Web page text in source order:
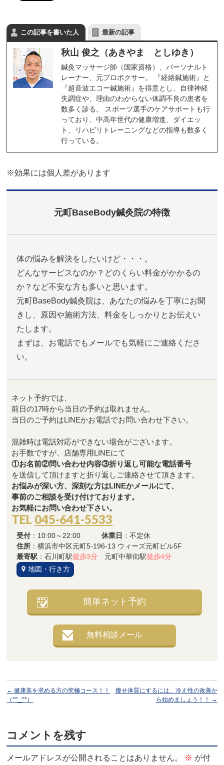
この記事を書いた人 最新の記事
秋山 俊之（あきやま としゆき）
鍼灸マッサージ師（国家資格）、パーソナルト
レーナー、元プロボクサー。 『経絡鍼施術』と
『超音波エコー鍼施術』を得意とし、自律神経
失調症や、理由のわからない体調不良の患者を
数多く診る。 スポーツ選手のケアサポートも行
っており、中高年世代の健康増進、ダイエッ
ト、リハビリトレーニングなどの指導も数多く
行っている。
※効果には個人差があります
元町BaseBody鍼灸院の特徴
体の悩みを解決をしたいけど・・・。
どんなサービスなのか？どのくらい料金がかかるの
か？など不安な方も多いと思います。
元町BaseBody鍼灸院は、あなたの悩みを丁寧にお聞
きし、原因や施術方法、料金をしっかりとお伝えい
たします。
まずは、お電話でもメールでも気軽にご連絡くださ
い。
ネット予約では、
前日の17時から当日の予約は取れません。
当日のご予約はLINEかお電話でお問い合わせ下さい。
混雑時は電話対応ができない場合がございます。
お手数ですが、店舗専用LINEにて
①お名前②問い合わせ内容③折り返し可能な電話番号
を送信して頂けますと折り返しご連絡させて頂きます。
お悩みが深い方、深刻な方はLINEかメールにて、
事前のご相談を受け付けております。
お気軽にお問い合わせ下さい。
TEL 045-641-5533
受付 ：10:00～22:00休業日 ：不定休
住所 ：横浜市中区元町5-196-13 ウィーズ元町ビル5F
最寄駅 ：石川町駅徒歩3分 元町中華街駅徒歩4分
地図・行き方
簡単ネット予約
無料相談メール
← 健康美を求める方の究極コース！！
（*^_^*）
痩せ体質にするには、冷え性の改善か
ら始めましょう！！
→
コメントを残す
メールアドレスが公開されることはありません。 ※ が付